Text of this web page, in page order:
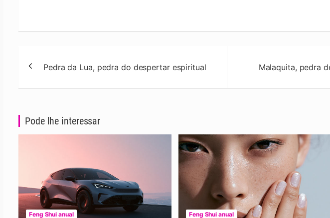
de
artigos
Pedra da Lua, pedra do despertar espiritual Malaquita, pedra
Pode lhe interessar
Feng Shui anual Feng Shui anual